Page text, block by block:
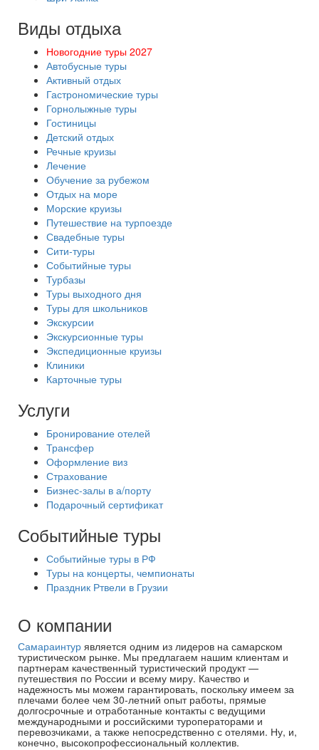
Виды отдыха
Новогодние туры 2027
Автобусные туры
Активный отдых
Гастрономические туры
Горнолыжные туры
Гостиницы
Детский отдых
Речные круизы
Лечение
Обучение за рубежом
Отдых на море
Морские круизы
Путешествие на турпоезде
Свадебные туры
Сити-туры
Событийные туры
Турбазы
Туры выходного дня
Туры для школьников
Экскурсии
Экскурсионные туры
Экспедиционные круизы
Клиники
Карточные туры
Услуги
Бронирование отелей
Трансфер
Оформление виз
Страхование
Бизнес-залы в а/порту
Подарочный сертификат
Событийные туры
Событийные туры в РФ
Туры на концерты, чемпионаты
Праздник Ртвели в Грузии
О компании
Самараинтур является одним из лидеров на самарском
туристическом рынке. Мы предлагаем нашим клиентам и
партнерам качественный туристический продукт —
путешествия по России и всему миру. Качество и
надежность мы можем гарантировать, поскольку имеем за
плечами более чем 30-летний опыт работы, прямые
долгосрочные и отработанные контакты с ведущими
международными и российскими туроператорами и
перевозчиками, а также непосредственно с отелями. Ну, и,
конечно, высокопрофессиональный коллектив.